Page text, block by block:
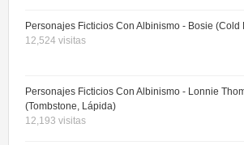
Personajes Ficticios Con Albinismo - Bosie (Cold
12,524 visitas
Personajes Ficticios Con Albinismo - Lonnie
(Tombstone, Lápida)
12,193 visitas